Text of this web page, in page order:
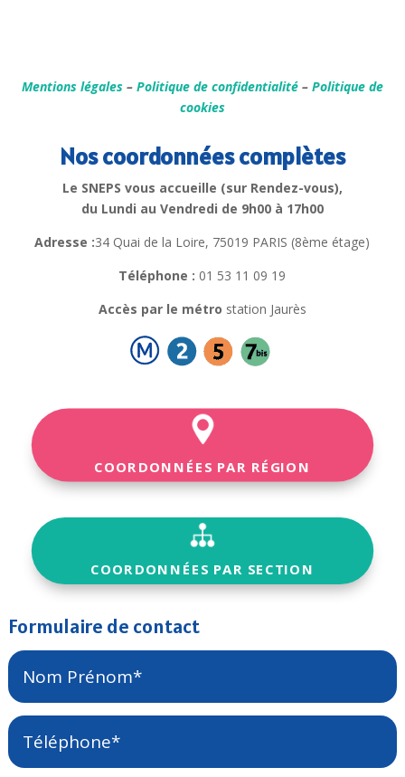
Mentions légales– Politique de confidentialité– Politique de
cookies
Nos coordonnées complètes
Le SNEPS vous accueille (sur Rendez-vous),
du Lundi au Vendredi de 9h00 à 17h00
Adresse :34 Quai de la Loire, 75019 PARIS (8ème étage)
Téléphone : 01 53 11 09 19
Accès par le métro station Jaurès
COORDONNÉES PAR RÉGION
COORDONNÉES PAR SECTION
Formulaire de contact